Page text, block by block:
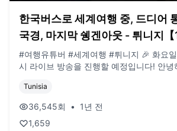
한국버스로 세계여행 중, 드디어
국경, 마지막 쉥겐아웃 - 튀니지【1
#여행유튜버 #세계여행 #튀니지 🎉 화요일, 12월 10일 저녁 9
시 라이브 방송을 진행할 예정입니다! 안녕하세요, 여러분! 어
치는 이 계절, 모두 잘 지내고 계신가요? 오
사드리게 되어 정말 반갑습니다. 이번에 업로드된 영상은 올
여름, 튀니지에서의 일상을 담은 내용입니
지난 일이지만, 저희에게는 마치 추억을 들
Tunisia
36,545회 •
1년 전
1,659